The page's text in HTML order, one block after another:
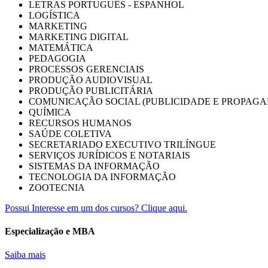
LETRAS PORTUGUÊS - ESPANHOL
LOGÍSTICA
MARKETING
MARKETING DIGITAL
MATEMÁTICA
PEDAGOGIA
PROCESSOS GERENCIAIS
PRODUÇÃO AUDIOVISUAL
PRODUÇÃO PUBLICITÁRIA
COMUNICAÇÃO SOCIAL (PUBLICIDADE E
QUÍMICA
RECURSOS HUMANOS
SAÚDE COLETIVA
SECRETARIADO EXECUTIVO TRILÍNGUE
SERVIÇOS JURÍDICOS E NOTARIAIS
SISTEMAS DA INFORMAÇÃO
TECNOLOGIA DA INFORMAÇÃO
ZOOTECNIA
Possui Interesse em um dos cursos? Clique aqui.
Especialização e MBA
Saiba mais